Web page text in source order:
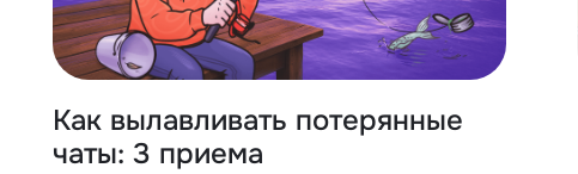
Как вылавливать потерянные
чаты: 3 приема